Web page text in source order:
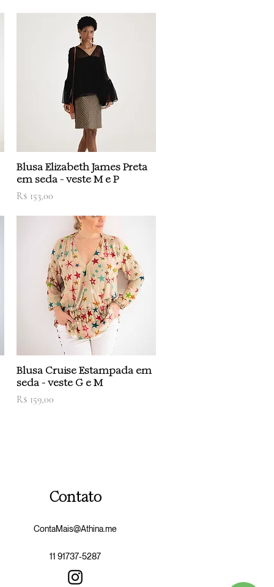
Visualização rápida
Blusa Elizabeth James Preta
em seda - veste M e P
Preço
R$ 153,00
Visualização rápida
Blusa Cruise Estampada em
seda - veste G e M
Preço
R$ 159,00
Contato
ContaMais@Athina.me
11 91737‑5287